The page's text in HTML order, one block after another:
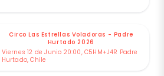
Circo Las Estrellas Voladoras - Padre
Hurtado 2026
Viernes 12 de Junio 20:00, C5HM+J4R Padre
Hurtado, Chile